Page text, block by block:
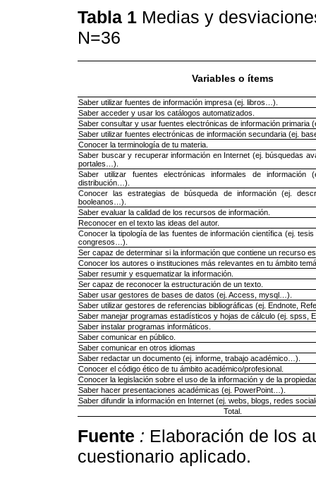
Tabla 1 Medias y
N=36
Variables o ítems
Saber utilizar fuentes de información impresa (ej. libros…).
Saber acceder y usar los catálogos automatizados.
Saber consultar y usar fuentes electrónicas de información primaria
Saber utilizar fuentes electrónicas de información secundaria (ej.
Conocer la terminología de tu materia.
Saber buscar y recuperar información en Internet (ej. búsquedas
portales…).
Saber utilizar fuentes electrónicas informales de información
distribución…).
Conocer las estrategias de búsqueda de información (ej.
booleanos…).
Saber evaluar la calidad de los recursos de información.
Reconocer en el texto las ideas del autor.
Conocer la tipología de las fuentes de información científica (ej.
congresos…).
Ser capaz de determinar si la información que contiene un recurso
Conocer los autores o instituciones más relevantes en tu ámbito
Saber resumir y esquematizar la información.
Ser capaz de reconocer la estructuración de un texto.
Saber usar gestores de bases de datos (ej. Access, mysql…).
Saber utilizar gestores de referencias bibliográficas (ej. Endnote,
Saber manejar programas estadísticos y hojas de cálculo (ej. spss,
Saber instalar programas informáticos.
Saber comunicar en público.
Saber comunicar en otros idiomas
Saber redactar un documento (ej. informe, trabajo académico…).
Conocer el código ético de tu ámbito académico/profesional.
Conocer la legislación sobre el uso de la información y de la
Saber hacer presentaciones académicas (ej. PowerPoint…).
Saber difundir la información en Internet (ej. webs, blogs, redes
Total.
Fuente : Elaboración de los
cuestionario aplicado.